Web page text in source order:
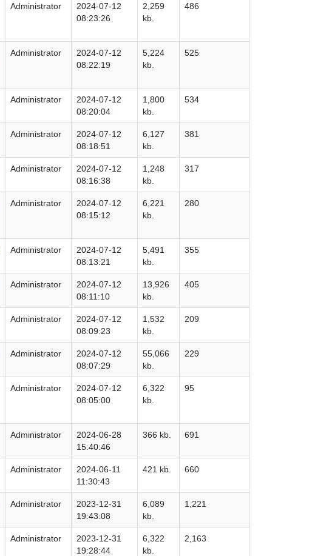
Administrator
2024-07-12
08:23:26
2,259
kb.
486
Administrator
2024-07-12
08:22:19
5,224
kb.
525
Administrator
2024-07-12
08:20:04
1,800
kb.
534
Administrator
2024-07-12
08:18:51
6,127
kb.
381
Administrator
2024-07-12
08:16:38
1,248
kb.
317
Administrator
2024-07-12
08:15:12
6,221
kb.
280
Administrator
2024-07-12
08:13:21
5,491
kb.
355
Administrator
2024-07-12
08:11:10
13,926
kb.
405
Administrator
2024-07-12
08:09:23
1,532
kb.
209
Administrator
2024-07-12
08:07:29
55,066
kb.
229
Administrator
2024-07-12
08:05:00
6,322
kb.
95
Administrator
2024-06-28
15:40:46
366 kb. 691
Administrator
2024-06-11
11:30:43
421 kb. 660
Administrator
2023-12-31
19:43:08
6,089
kb.
1,221
Administrator
2023-12-31
19:28:44
6,322
kb.
2,163